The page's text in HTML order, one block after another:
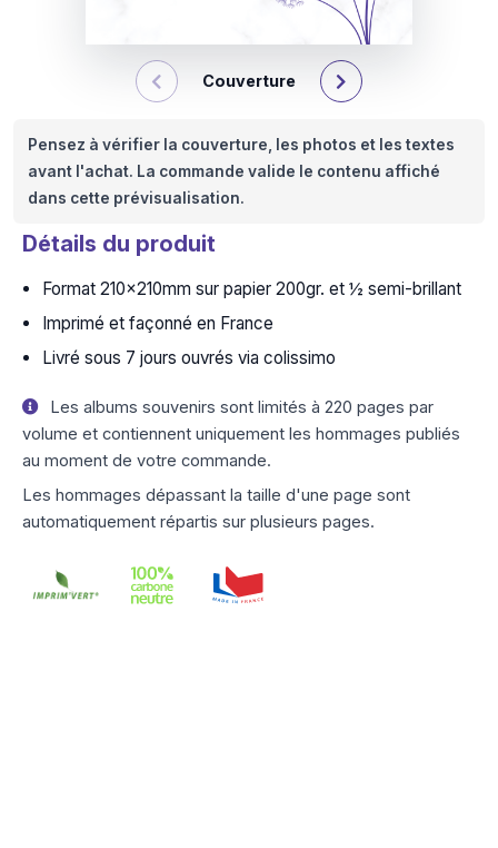
Couverture
Pensez à vérifier la couverture, les photos et les textes
avant l'achat. La commande valide le contenu affiché
dans cette prévisualisation.
Détails du produit
Format 210x210mm sur papier 200gr. et ½ semi-brillant
Imprimé et façonné en France
Livré sous 7 jours ouvrés via colissimo
Les albums souvenirs sont limités à 220 pages par
volume et contiennent uniquement les hommages publiés
au moment de votre commande.
Les hommages dépassant la taille d'une page sont
automatiquement répartis sur plusieurs pages.